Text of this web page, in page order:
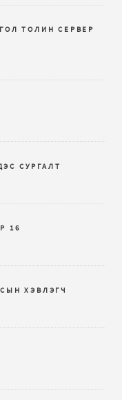
ТОЛИН СЕРВЕР
СУРГАЛТ
16
ХЭВЛЭГЧ